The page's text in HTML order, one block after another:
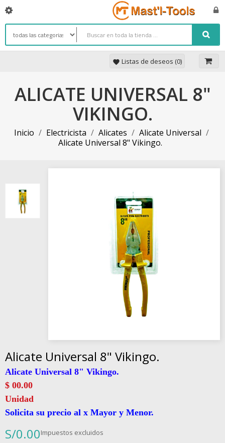
favorite Listas de deseos (0)
ALICATE UNIVERSAL 8"
VIKINGO.
Inicio Electricista Alicates
Alicate Universal
Alicate Universal 8" Vikingo.
Alicate Universal 8" Vikingo.
Alicate Universal 8" Vikingo.
$ 00.00
Unidad
Solicita su precio al x Mayor y Menor.
S/0.00Impuestos excluidos